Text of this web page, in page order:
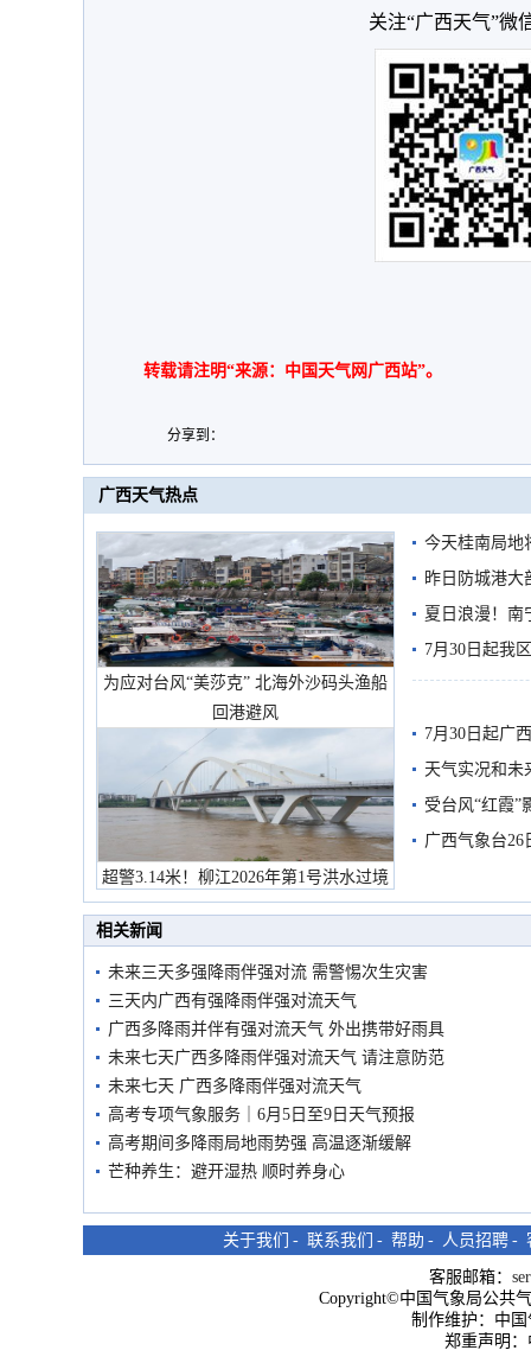
关注“广西天气”微
转载请注明“来源：中国天气网广西站”。
分享到：
广西天气热点
为应对台风“美莎克” 北海外沙码头渔船
回港避风
超警3.14米！柳江2026年第1号洪水过境
市民在堤岸见证汛况
今天桂南局地
需继续防范
昨日防城港大
雨
夏日浪漫！南
7月30日起我
7月30日起广
天气实况和未
受台风“红霞”
有较强降雨
广西气象台26
相关新闻
未来三天多强降雨伴强对流 需警惕次生灾害
三天内广西有强降雨伴强对流天气
广西多降雨并伴有强对流天气 外出携带好雨具
未来七天广西多降雨伴强对流天气 请注意防范
未来七天 广西多降雨伴强对流天气
高考专项气象服务｜6月5日至9日天气预报
高考期间多降雨局地雨势强 高温逐渐缓解
芒种养生：避开湿热 顺时养身心
关于我们 - 联系我们 - 帮助 - 人员招聘 -
客服邮箱：
Copyright©中国气象局公共
制作维护：中
郑重声明